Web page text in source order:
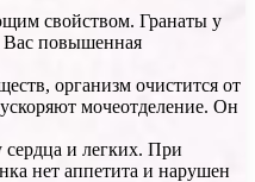
свойством. Гранаты у
Вас повышенная
организм очистится от
мочеотделение. Он
и легких. При
нет аппетита и нарушен